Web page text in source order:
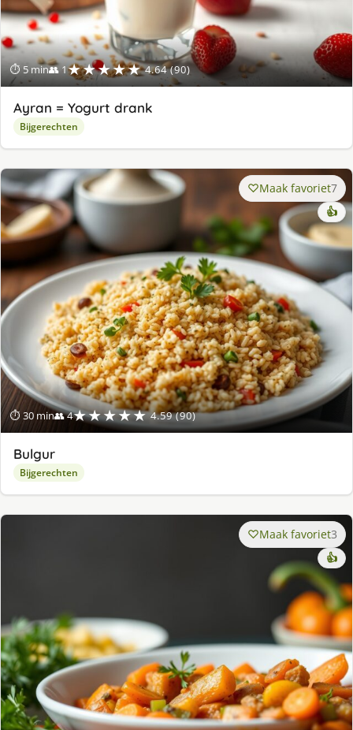
⏱ 5 min👥 1★★★★★ 4.64 (90)
Ayran = Yogurt drank
Bijgerechten
⏱ 30 min👥 4★★★★★ 4.59 (90)
Maak favoriet7
👍
Bulgur
Bijgerechten
Maak favoriet3
👍